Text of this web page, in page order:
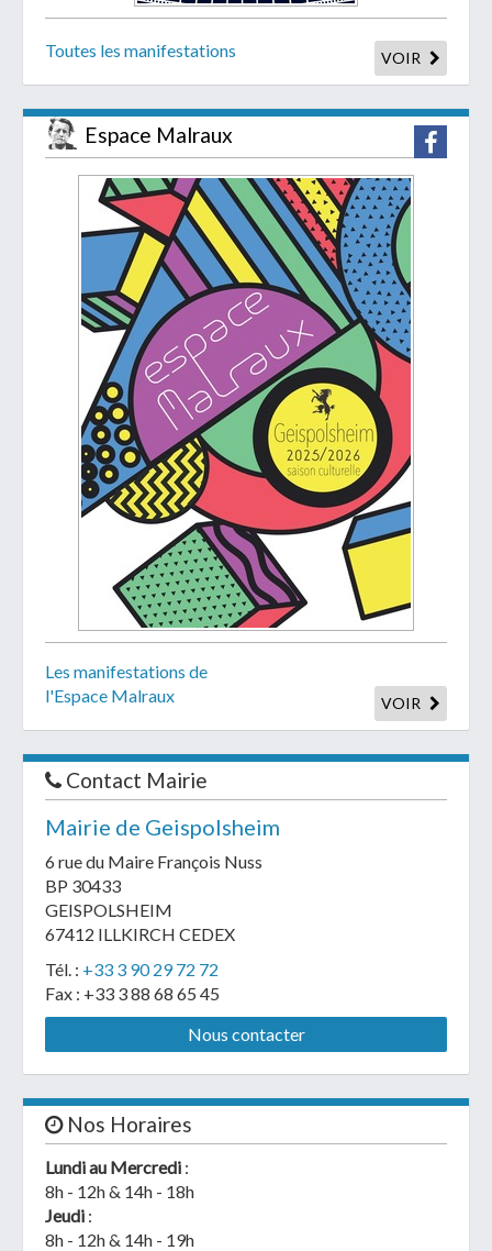
Toutes les manifestations VOIR
Espace Malraux
Les manifestations de
l'Espace Malraux
VOIR
Contact Mairie
Mairie de Geispolsheim
6 rue du Maire François Nuss
BP 30433
GEISPOLSHEIM
67412 ILLKIRCH CEDEX
Tél. : +33 3 90 29 72 72
Fax : +33 3 88 68 65 45
Nous contacter
Nos Horaires
Lundi au Mercredi :
8h - 12h & 14h - 18h
Jeudi :
8h - 12h & 14h - 19h